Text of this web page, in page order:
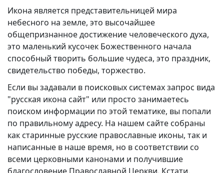
Икона является представительницей мира
небесного на земле, это высочайшее
общепризнанное достижение человеческого духа,
это маленький кусочек Божественного начала
способный творить большие чудеса, это праздник,
свидетельство победы, торжество.
Если вы задавали в поисковых системах запрос вида
"русская икона сайт" или просто занимаетесь
поиском информации по этой тематике, вы попали
по правильному адресу. На нашем сайте собраны
как старинные русские православные иконы, так и
написанные в наше время, но в соответствии со
всеми церковными канонами и получившие